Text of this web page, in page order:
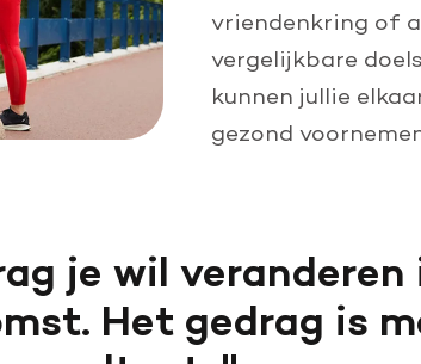
vriendenkring of
vergelijkbare
kunnen jullie
gezond
je wil
Het gedrag is